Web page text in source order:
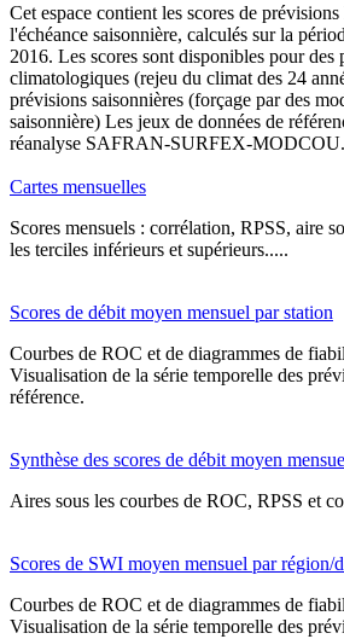
Cet espace contient les scores de
l'échéance saisonnière, calculés sur la
2016. Les scores sont disponibles pour des
climatologiques (rejeu du climat des 24
prévisions saisonnières (forçage par des
saisonnière) Les jeux de données de
réanalyse SAFRAN-SURFEX-MODCOU.
Cartes mensuelles
Scores mensuels : corrélation, RPSS, aire
les terciles inférieurs et supérieurs.....
Scores de débit moyen mensuel par station
Courbes de ROC et de diagrammes de
Visualisation de la série temporelle des
référence.
Synthèse des scores de débit moyen
Aires sous les courbes de ROC, RPSS et
Scores de SWI moyen mensuel par région/
Courbes de ROC et de diagrammes de
Visualisation de la série temporelle des